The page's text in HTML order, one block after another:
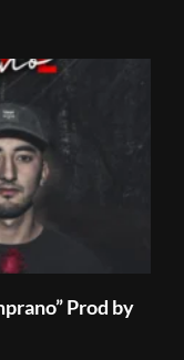
Prod by